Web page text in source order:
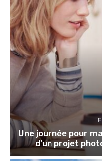
Une journée pour
d’un projet